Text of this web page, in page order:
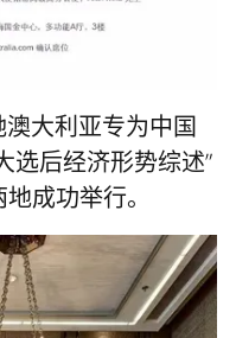
大利亚专为中国
选后经济形势综述”
成功举行。